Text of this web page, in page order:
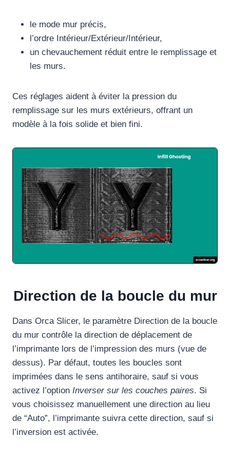
le mode mur précis,
l’ordre Intérieur/Extérieur/Intérieur,
un chevauchement réduit entre le remplissage et
les murs.
Ces réglages aident à éviter la pression du
remplissage sur les murs extérieurs, offrant un
modèle à la fois solide et bien fini.
Direction de la boucle du mur
Dans Orca Slicer, le paramètre Direction de la boucle
du mur contrôle la direction de déplacement de
l’imprimante lors de l’impression des murs (vue de
dessus). Par défaut, toutes les boucles sont
imprimées dans le sens antihoraire, sauf si vous
activez l’option Inverser sur les couches paires. Si
vous choisissez manuellement une direction au lieu
de “Auto”, l’imprimante suivra cette direction, sauf si
l’inversion est activée.